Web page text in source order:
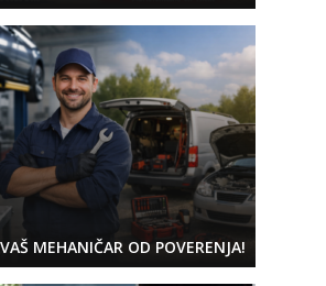
MEHANIČAR OD POVERENJA!